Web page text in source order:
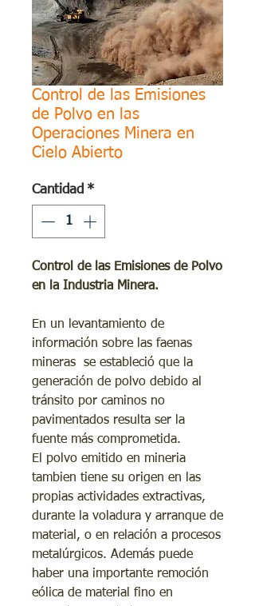
Control de las Emisiones
de Polvo en las
Operaciones Minera en
Cielo Abierto
Cantidad *
Control de las Emisiones de Polvo
en la Industria Minera.
En un levantamiento de
información sobre las faenas
mineras se estableció que la
generación de polvo debido al
tránsito por caminos no
pavimentados resulta ser la
fuente más comprometida.
El polvo emitido en mineria
tambien tiene su origen en las
propias actividades extractivas,
durante la voladura y arranque de
material, o en relación a procesos
metalúrgicos. Además puede
haber una importante remoción
eólica de material fino en